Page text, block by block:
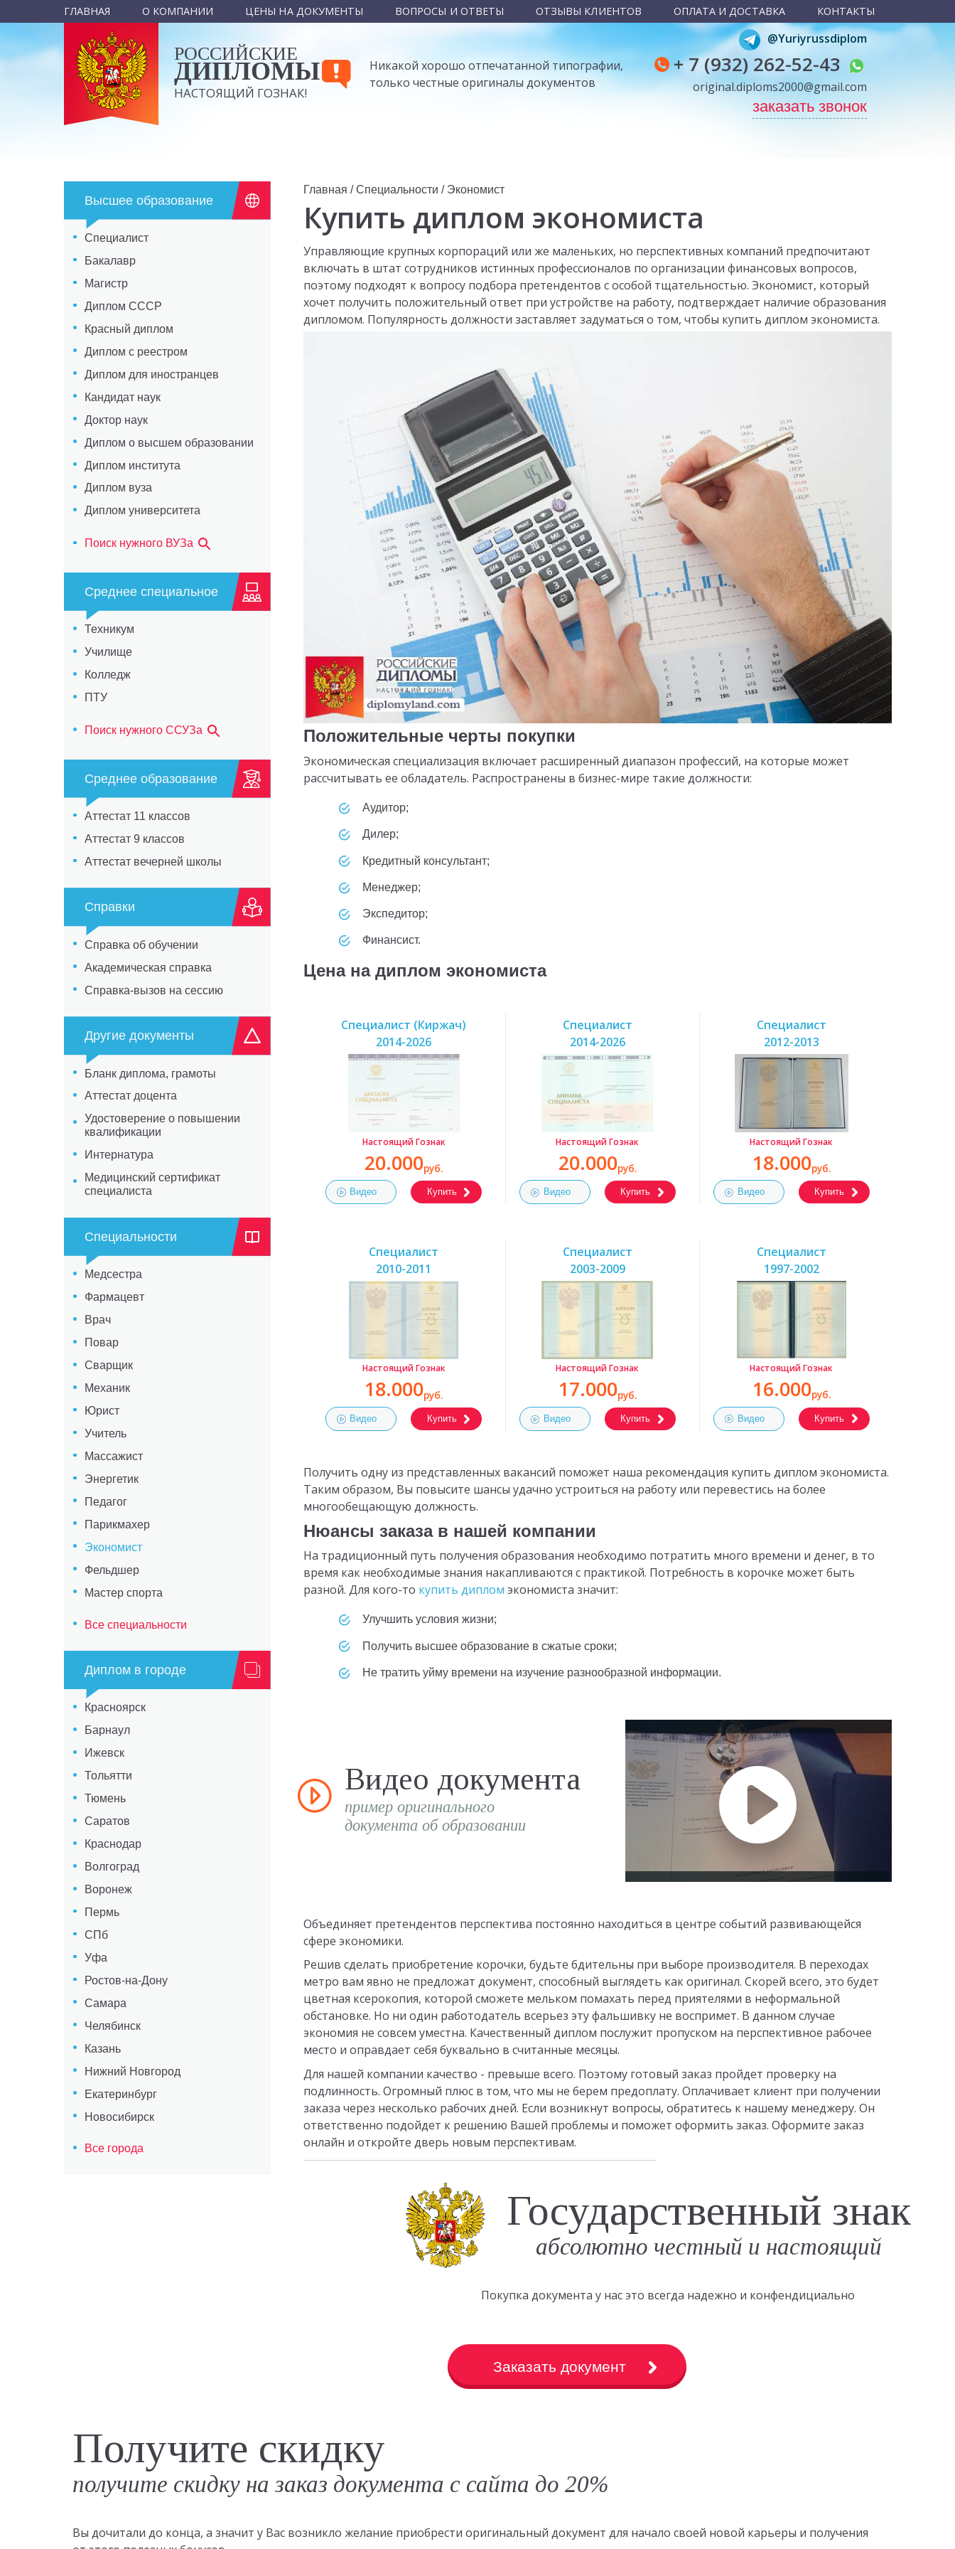
ГЛАВНАЯ О КОМПАНИИ ЦЕНЫ НА ДОКУМЕНТЫ ВОПРОСЫ И ОТВЕТЫ ОТЗЫВЫ КЛИЕНТОВ ОПЛАТА И ДОСТАВКА КОНТАКТЫ
РОССИЙСКИЕ
ДИПЛОМЫ
НАСТОЯЩИЙ ГОЗНАК!
Никакой хорошо отпечатанной типографии,
только честные оригиналы документов
@Yuriyrussdiplom
+ 7 (932) 262-52-43
original.diploms2000@gmail.com
заказать звонок
Высшее образование
Специалист
Бакалавр
Магистр
Диплом СССР
Красный диплом
Диплом с реестром
Диплом для иностранцев
Кандидат наук
Доктор наук
Диплом о высшем образовании
Диплом института
Диплом вуза
Диплом университета
Поиск нужного ВУЗа
Среднее специальное
Техникум
Училище
Колледж
ПТУ
Поиск нужного ССУЗа
Среднее образование
Аттестат 11 классов
Аттестат 9 классов
Аттестат вечерней школы
Справки
Справка об обучении
Академическая справка
Справка-вызов на сессию
Другие документы
Бланк диплома, грамоты
Аттестат доцента
Удостоверение о повышении
квалификации
Интернатура
Медицинский сертификат
специалиста
Специальности
Медсестра
Фармацевт
Врач
Повар
Сварщик
Механик
Юрист
Учитель
Массажист
Энергетик
Педагог
Парикмахер
Экономист
Фельдшер
Мастер спорта
Все специальности
Диплом в городе
Красноярск
Барнаул
Ижевск
Тольятти
Тюмень
Саратов
Краснодар
Волгоград
Воронеж
Пермь
СПб
Уфа
Ростов-на-Дону
Самара
Челябинск
Казань
Нижний Новгород
Екатеринбург
Новосибирск
Все города
Главная /Специальности / Экономист
Купить диплом экономиста
Управляющие крупных корпораций или же маленьких, но перспективных компаний предпочитают
включать в штат сотрудников истинных профессионалов по организации финансовых вопросов,
поэтому подходят к вопросу подбора претендентов с особой тщательностью. Экономист, который
хочет получить положительный ответ при устройстве на работу, подтверждает наличие образования
дипломом. Популярность должности заставляет задуматься о том, чтобы купить диплом экономиста.
Положительные черты покупки
Экономическая специализация включает расширенный диапазон профессий, на которые может
рассчитывать ее обладатель. Распространены в бизнес-мире такие должности:
Аудитор;
Дилер;
Кредитный консультант;
Менеджер;
Экспедитор;
Финансист.
Цена на диплом экономиста
Специалист (Киржач)
2014-2026
Настоящий Гознак
20.000руб.
Видео Купить
Специалист
2014-2026
Настоящий Гознак
20.000руб.
Видео Купить
Специалист
2012-2013
Настоящий Гознак
18.000руб.
Видео Купить
Специалист
2010-2011
Настоящий Гознак
18.000руб.
Видео Купить
Специалист
2003-2009
Настоящий Гознак
17.000руб.
Видео Купить
Специалист
1997-2002
Настоящий Гознак
16.000руб.
Видео Купить
Получить одну из представленных вакансий поможет наша рекомендация купить диплом экономиста.
Таким образом, Вы повысите шансы удачно устроиться на работу или перевестись на более
многообещающую должность.
Нюансы заказа в нашей компании
На традиционный путь получения образования необходимо потратить много времени и денег, в то
время как необходимые знания накапливаются с практикой. Потребность в корочке может быть
разной. Для кого-то купить диплом экономиста значит:
Улучшить условия жизни;
Получить высшее образование в сжатые сроки;
Не тратить уйму времени на изучение разнообразной информации.
Видео документа
пример оригинального
документа об образовании
Объединяет претендентов перспектива постоянно находиться в центре событий развивающейся
сфере экономики.
Решив сделать приобретение корочки, будьте бдительны при выборе производителя. В переходах
метро вам явно не предложат документ, способный выглядеть как оригинал. Скорей всего, это будет
цветная ксерокопия, которой сможете мельком помахать перед приятелями в неформальной
обстановке. Но ни один работодатель всерьез эту фальшивку не воспримет. В данном случае
экономия не совсем уместна. Качественный диплом послужит пропуском на перспективное рабочее
место и оправдает себя буквально в считанные месяцы.
Для нашей компании качество - превыше всего. Поэтому готовый заказ пройдет проверку на
подлинность. Огромный плюс в том, что мы не берем предоплату. Оплачивает клиент при получении
заказа через несколько рабочих дней. Если возникнут вопросы, обратитесь к нашему менеджеру. Он
ответственно подойдет к решению Вашей проблемы и поможет оформить заказ. Оформите заказ
онлайн и откройте дверь новым перспективам.
Государственный знак
абсолютно честный и настоящий
Покупка документа у нас это всегда надежно и конфендициально
Заказать документ
Получите скидку
получите скидку на заказ документа с сайта до 20%
Вы дочитали до конца, а значит у Вас возникло желание приобрести оригинальный документ для начало своей новой карьеры и получения